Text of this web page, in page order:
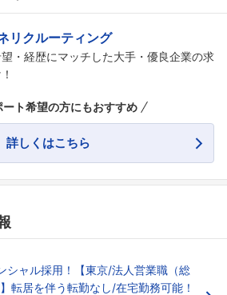
業もフォローしませんか？
リクルーティング
・経歴にマッチした大手・優良企業の求
ート希望の方にもおすすめ
詳しくはこちら
シャル採用！【東京/法人営業職（総
転居を伴う転勤なし/在宅勤務可能！